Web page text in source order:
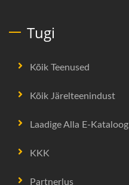
Tugi
Kõik Teenused
Kõik Järelteenindust
Laadige Alla E-Kataloog
KKK
Partnerlus